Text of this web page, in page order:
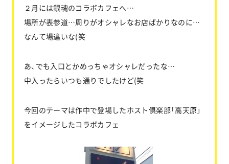
２月には銀魂のコラボカフェへ…
場所が表参道…周りがオシャレなお店ばかりなのに…
なんて場違いな(笑
あ、でも入口とかめっちゃオシャレだったな…
中入ったらいつも通りでしたけど(笑
今回のテーマは作中で登場したホスト倶楽部「高天原」
をイメージしたコラボカフェ